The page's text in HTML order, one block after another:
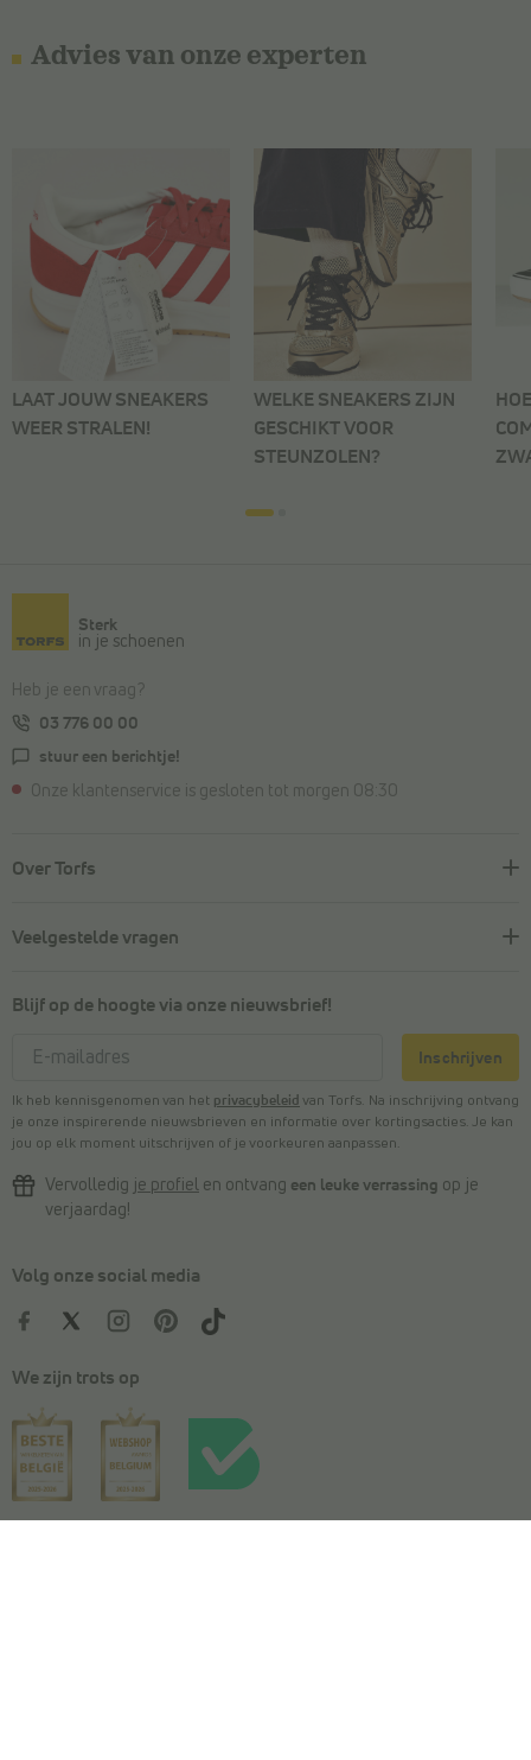
Advies van onze experten
LAAT JOUW SNEAKERS
WEER STRALEN!
WELKE SNEAKERS ZIJN
GESCHIKT VOOR
STEUNZOLEN?
Sterk
in je schoenen
Heb je een vraag?
03 776 00 00
stuur een berichtje!
Onze klantenservice is gesloten tot morgen 08:30
Over Torfs
Veelgestelde vragen
Blijf op de hoogte via onze nieuwsbrief!
Inschrijven
Ik heb kennisgenomen van het privacybeleid van Torfs. Na inschrijving ontvang
je onze inspirerende nieuwsbrieven en informatie over kortingsacties. Je kan
jou op elk moment uitschrijven of je voorkeuren aanpassen.
Vervolledig je profiel en ontvang een leuke verrassing op je
verjaardag!
Volg onze social media
We zijn trots op